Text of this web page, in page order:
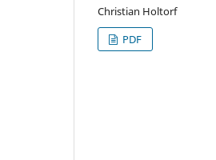
Christian Holtorf
PDF